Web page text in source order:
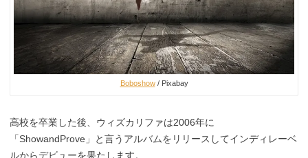
Boboshow/ Pixabay
高校を卒業した後、ウィズカリファは2006年に
「ShowandProve」と言うアルバムをリリースしてインディレーベ
ルからデビューを果たします。